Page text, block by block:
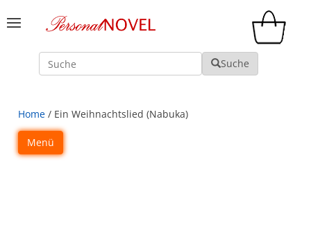
Suche Suche
Home / Ein Weihnachtslied (Nabuka)
Menü